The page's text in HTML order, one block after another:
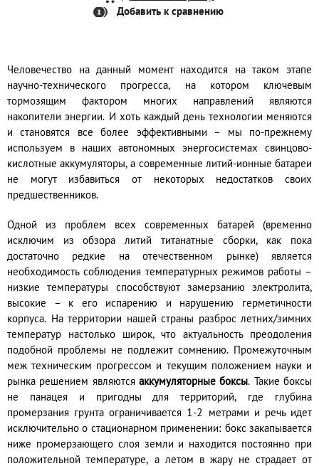
Добавить к сравнению
Человечество на данный момент находится на таком этапе
научно-технического прогресса, на котором ключевым
тормозящим фактором многих направлений являются
накопители энергии. И хоть каждый день технологии меняются
и становятся все более эффективными – мы по-прежнему
используем в наших автономных энергосистемах свинцово-
кислотные аккумуляторы, а современные литий-ионные батареи
не могут избавиться от некоторых недостатков своих
предшественников.
Одной из проблем всех современных батарей (временно
исключим из обзора литий титанатные сборки, как пока
достаточно редкие на отечественном рынке) является
необходимость соблюдения температурных режимов работы –
низкие температуры способствуют замерзанию электролита,
высокие – к его испарению и нарушению герметичности
корпуса. На территории нашей страны разброс летних/зимних
температур настолько широк, что актуальность преодоления
подобной проблемы не подлежит сомнению. Промежуточным
меж техническим прогрессом и текущим положением науки и
рынка решением являются аккумуляторные боксы. Такие боксы
не панацея и пригодны для территорий, где глубина
промерзания грунта ограничивается 1-2 метрами и речь идет
исключительно о стационарном применении: бокс закапывается
ниже промерзающего слоя земли и находится постоянно при
положительной температуре, а летом в жару не страдает от